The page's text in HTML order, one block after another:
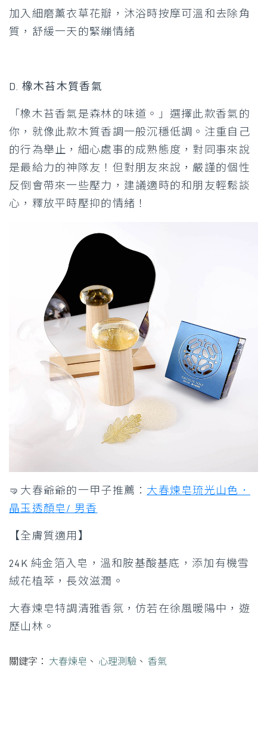
加入細磨薰衣草花瓣，沐浴時按摩可溫和去除角
質，舒緩一天的緊繃情緒
D. 橡木苔木質香氣
「橡木苔香氣是森林的味道。」選擇此款香氣的
你，就像此款木質香調一般沉穩低調。注重自己
的行為舉止，細心處事的成熟態度，對同事來說
是最給力的神隊友！但對朋友來說，嚴謹的個性
反倒會帶來一些壓力，建議適時的和朋友輕鬆談
心，釋放平時壓抑的情緒！
🤜大春爺爺的一甲子推薦： 大春煉皂琉光山色．
晶玉透顏皂/ 男香
【全膚質適用】
24K 純金箔入皂，溫和胺基酸基底，添加有機雪
絨花植萃，長效滋潤。
大春煉皂特調清雅香氛，仿若在徐風暖陽中，遊
歷山林。
關鍵字： 大春煉皂 、 心理測驗 、 香氣